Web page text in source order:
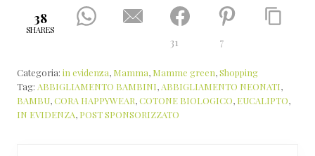
38
SHARES
31 7
Categoria: in evidenza, Mamma, Mamme green,Shopping
Tag: ABBIGLIAMENTO BAMBINI, ABBIGLIAMENTO NEONATI,
BAMBU,CORA HAPPYWEAR,COTONE BIOLOGICO, EUCALIPTO,
IN EVIDENZA, POST SPONSORIZZATO